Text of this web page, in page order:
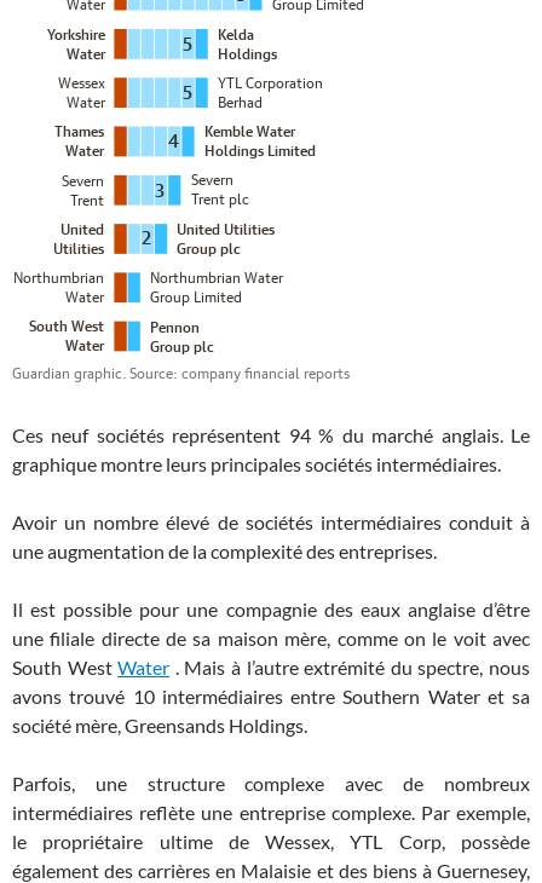
Ces neuf sociétés représentent 94 % du marché anglais. Le
graphique montre leurs principales sociétés intermédiaires.
Avoir un nombre élevé de sociétés intermédiaires conduit à
une augmentation de la complexité des entreprises.
Il est possible pour une compagnie des eaux anglaise d’être
une filiale directe de sa maison mère, comme on le voit avec
South WestWater . Mais à l’autre extrémité du spectre, nous
avons trouvé 10 intermédiaires entre Southern Water et sa
société mère, Greensands Holdings.
Parfois, une structure complexe avec de nombreux
intermédiaires reflète une entreprise complexe. Par exemple,
le propriétaire ultime de Wessex, YTL Corp, possède
également des carrières en Malaisie et des biens à Guernesey,